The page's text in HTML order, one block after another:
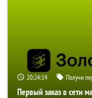
20:24:13 Получи
Первый заказ в сети